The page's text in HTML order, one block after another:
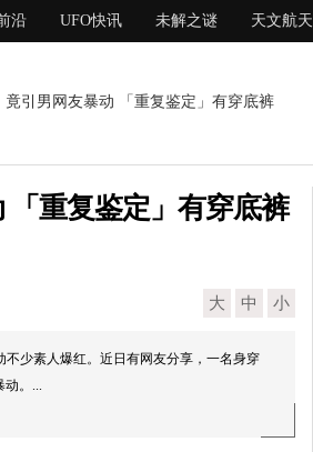
沿 UFO快讯 未解之谜 天文航天
引男网友暴动 「重复鉴定」有穿底裤
重复鉴定」有穿底裤
大 中 小
不少素人爆红。近日有网友分享，一名身穿
动。...